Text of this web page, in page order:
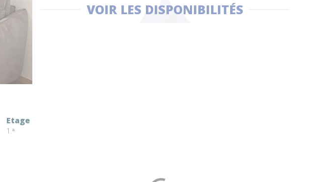
Etage
1.ª
VOIR LES DISPONIBILITÉS